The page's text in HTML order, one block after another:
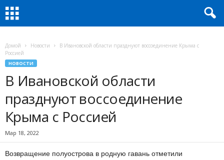
Домой Новости
В Ивановской области празднуют воссоединение Крыма с
Россией
НОВОСТИ
В Ивановской области
празднуют воссоединение
Крыма с Россией
Мар 18, 2022
Возвращение полуострова в родную гавань отметили